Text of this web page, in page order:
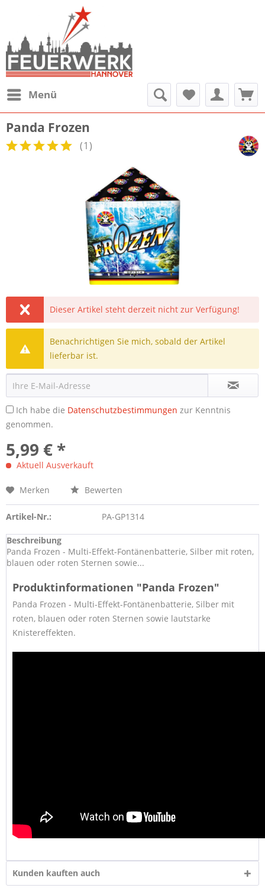
Menü
Panda Frozen
(1)
Dieser Artikel steht derzeit nicht zur Verfügung!
Benachrichtigen Sie mich, sobald der Artikel
lieferbar ist.
Ich habe die Datenschutzbestimmungen zur Kenntnis
genommen.
5,99 € *
Aktuell Ausverkauft
Merken Bewerten
Artikel-Nr.: PA-GP1314
Beschreibung
Panda Frozen - Multi-Effekt-Fontänenbatterie, Silber mit roten,
blauen oder roten Sternen sowie...
Produktinformationen "Panda Frozen"
Panda Frozen - Multi-Effekt-Fontänenbatterie, Silber mit
roten, blauen oder roten Sternen sowie lautstarke
Knistereffekten.
Kunden kauften auch